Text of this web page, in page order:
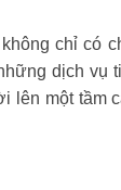
chỉ có
dịch vụ
lên một tầm